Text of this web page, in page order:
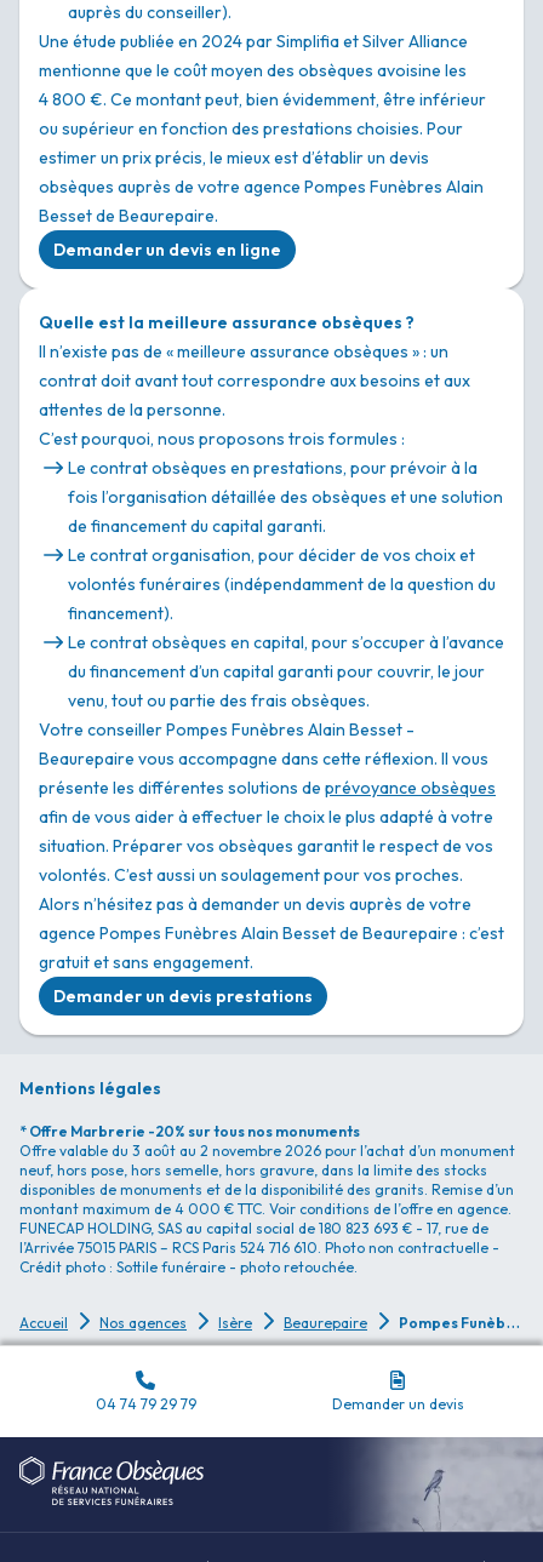
auprès du conseiller).
Une étude publiée en 2024 par Simplifia et Silver Alliance
mentionne que le coût moyen des obsèques avoisine les
4 800 €. Ce montant peut, bien évidemment, être inférieur
ou supérieur en fonction des prestations choisies. Pour
estimer un prix précis, le mieux est d’établir un devis
obsèques auprès de votre agence Pompes Funèbres Alain
Besset de Beaurepaire.
Demander un devis en ligne
Quelle est la meilleure assurance obsèques ?
Il n’existe pas de « meilleure assurance obsèques » : un
contrat doit avant tout correspondre aux besoins et aux
attentes de la personne.
C’est pourquoi, nous proposons trois formules :
Le contrat obsèques en prestations, pour prévoir à la
fois l’organisation détaillée des obsèques et une solution
de financement du capital garanti.
Le contrat organisation, pour décider de vos choix et
volontés funéraires (indépendamment de la question du
financement).
Le contrat obsèques en capital, pour s’occuper à l’avance
du financement d’un capital garanti pour couvrir, le jour
venu, tout ou partie des frais obsèques.
Votre conseiller Pompes Funèbres Alain Besset -
Beaurepaire vous accompagne dans cette réflexion. Il vous
présente les différentes solutions de prévoyance obsèques
afin de vous aider à effectuer le choix le plus adapté à votre
situation. Préparer vos obsèques garantit le respect de vos
volontés. C’est aussi un soulagement pour vos proches.
Alors n’hésitez pas à demander un devis auprès de votre
agence Pompes Funèbres Alain Besset de Beaurepaire : c’est
gratuit et sans engagement.
Demander un devis prestations
Mentions légales
* Offre Marbrerie -20% sur tous nos monuments
Offre valable du 3 août au 2 novembre 2026 pour l’achat d’un monument
neuf, hors pose, hors semelle, hors gravure, dans la limite des stocks
disponibles de monuments et de la disponibilité des granits. Remise d’un
montant maximum de 4 000 € TTC. Voir conditions de l’offre en agence.
FUNECAP HOLDING, SAS au capital social de 180 823 693 € - 17, rue de
l’Arrivée 75015 PARIS – RCS Paris 524 716 610. Photo non contractuelle -
Crédit photo : Sottile funéraire - photo retouchée.
Accueil Nos agences Isère Beaurepaire P
ompes Funèbres Pompes Funèbres Alain Besset - Beaurepaire
04 74 79 29 79 Demander un devis